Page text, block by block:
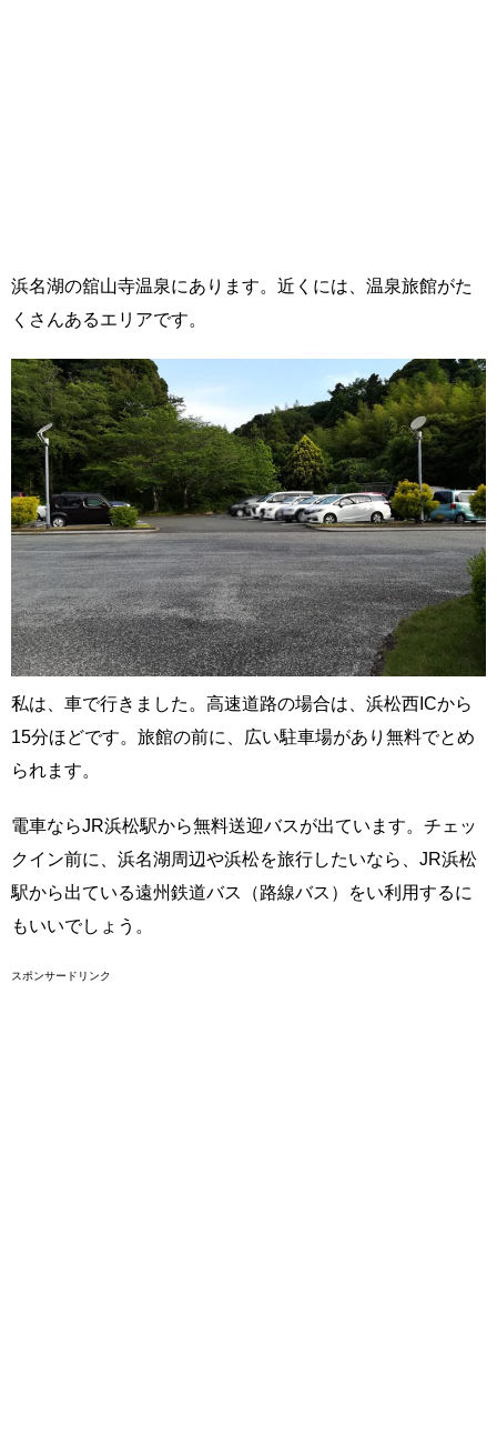
浜名湖の舘山寺温泉にあります。近くには、温泉旅館がた
くさんあるエリアです。
私は、車で行きました。高速道路の場合は、浜松西ICから
15分ほどです。旅館の前に、広い駐車場があり無料でとめ
られます。
電車ならJR浜松駅から無料送迎バスが出ています。チェッ
クイン前に、浜名湖周辺や浜松を旅行したいなら、JR浜松
駅から出ている遠州鉄道バス（路線バス）をい利用するに
もいいでしょう。
スポンサードリンク